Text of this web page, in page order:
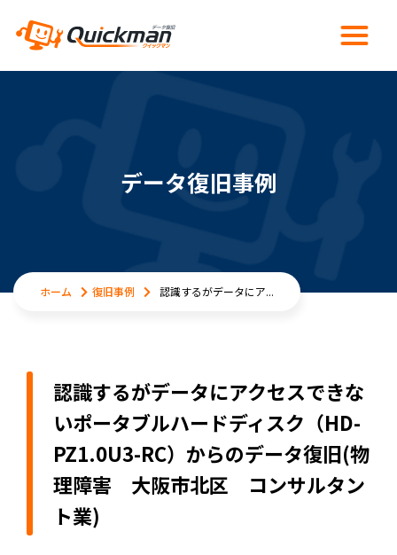
データ復旧事例
ホーム 復旧事例 認識するがデータにア...
認識するがデータにアクセスできな
いポータブルハードディスク（HD-
PZ1.0U3-RC）からのデータ復旧(物
理障害 大阪市北区 コンサルタン
ト業)